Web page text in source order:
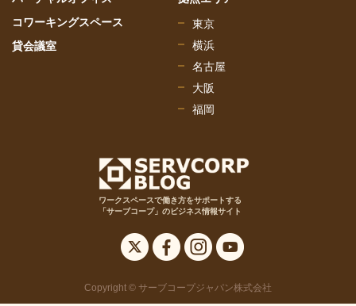
コワーキングスペース
貸会議室
東京
横浜
名古屋
大阪
福岡
ワークスペースで働き方をサポートする
「サーブコープ」のビジネス情報サイト
Copyright © サーブコープジャパン株式会社